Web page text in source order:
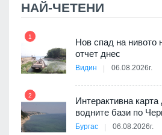
НАЙ-ЧЕТЕНИ
1
Нов спад на нивото
отчет днес
Видин 06.08.2026г.
2
Интерактивна
водните бази по
Бургас 06.08.2026г.